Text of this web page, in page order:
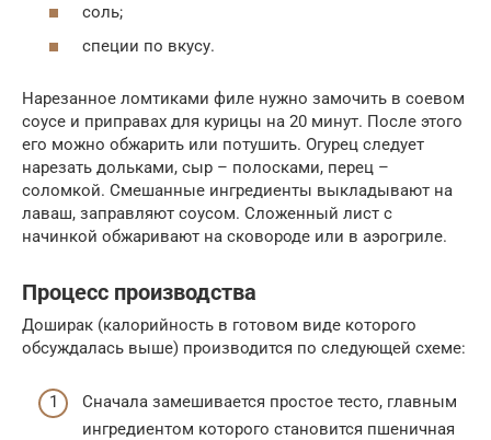
соль;
специи по вкусу.
Нарезанное ломтиками филе нужно замочить в соевом
соусе и приправах для курицы на 20 минут. После этого
его можно обжарить или потушить. Огурец следует
нарезать дольками, сыр – полосками, перец –
соломкой. Смешанные ингредиенты выкладывают на
лаваш, заправляют соусом. Сложенный лист с
начинкой обжаривают на сковороде или в аэрогриле.
Процесс производства
Доширак (калорийность в готовом виде которого
обсуждалась выше) производится по следующей схеме:
Сначала замешивается простое тесто, главным
ингредиентом которого становится пшеничная